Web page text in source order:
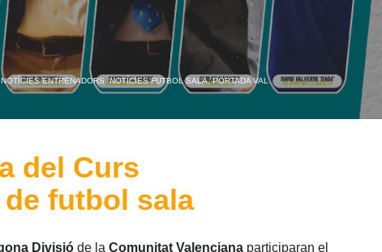
NOTÍCIES ENTRENADORS,NOTÍCIES FUTBOL SALA,PORTADA VAL
del Curs
de futbol sala
Divisióde la Comunitat Valencianaparticiparan el